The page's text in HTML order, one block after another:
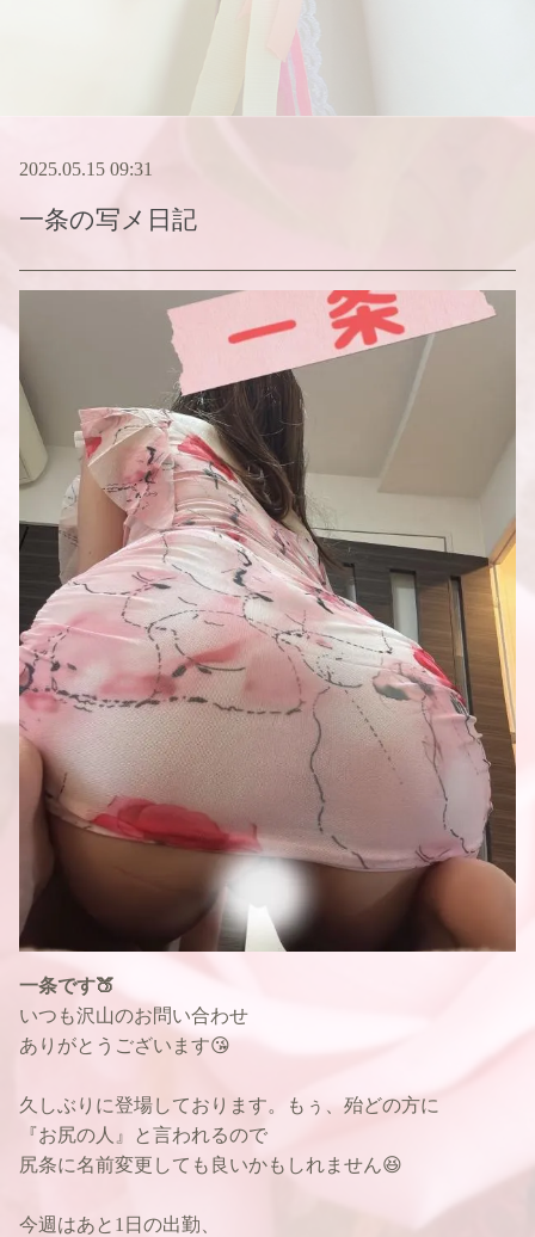
2025.05.15 09:31
一条の写メ日記
一条です🍑
いつも沢山のお問い合わせ
ありがとうございます😘
久しぶりに登場しております。もぅ、殆どの方に
『お尻の人』と言われるので
尻条に名前変更しても良いかもしれません😆
今週はあと1日の出勤、